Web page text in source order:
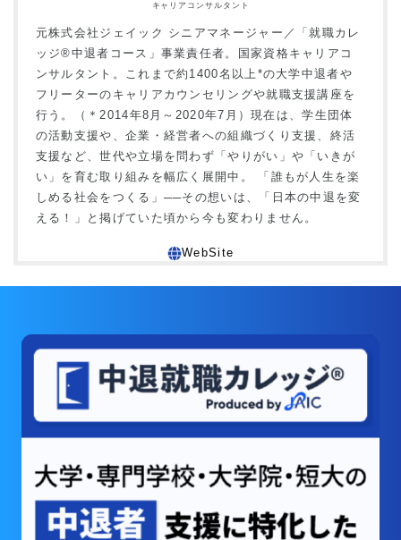
キャリアコンサルタント
元株式会社ジェイック シニアマネージャー／「就職カレ
ッジ®中退者コース」事業責任者。国家資格キャリアコ
ンサルタント。これまで約1400名以上*の大学中退者や
フリーターのキャリアカウンセリングや就職支援講座を
行う。（＊2014年8月～2020年7月）現在は、学生団体
の活動支援や、企業・経営者への組織づくり支援、終活
支援など、世代や立場を問わず「やりがい」や「いきが
い」を育む取り組みを幅広く展開中。 「誰もが人生を楽
しめる社会をつくる」──その想いは、「日本の中退を変
える！」と掲げていた頃から今も変わりません。